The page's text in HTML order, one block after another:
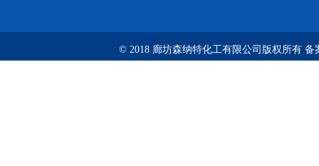
© 2018 廊坊森纳特化工有限公司版权所有 备